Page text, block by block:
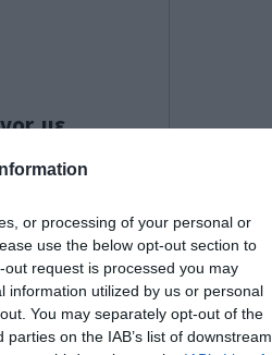
or processing of your personal or
use the below opt-out section to
request is processed you may
information utilized by us or personal
You may separately opt-out of the
on the IAB’s list of downstream
με